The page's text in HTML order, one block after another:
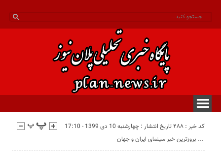
کد خبر : 488
تاریخ انتشار : چهارشنبه 10 دی 1399 - 17:10
بروزترین خبر سینمای ایران و جهان ...